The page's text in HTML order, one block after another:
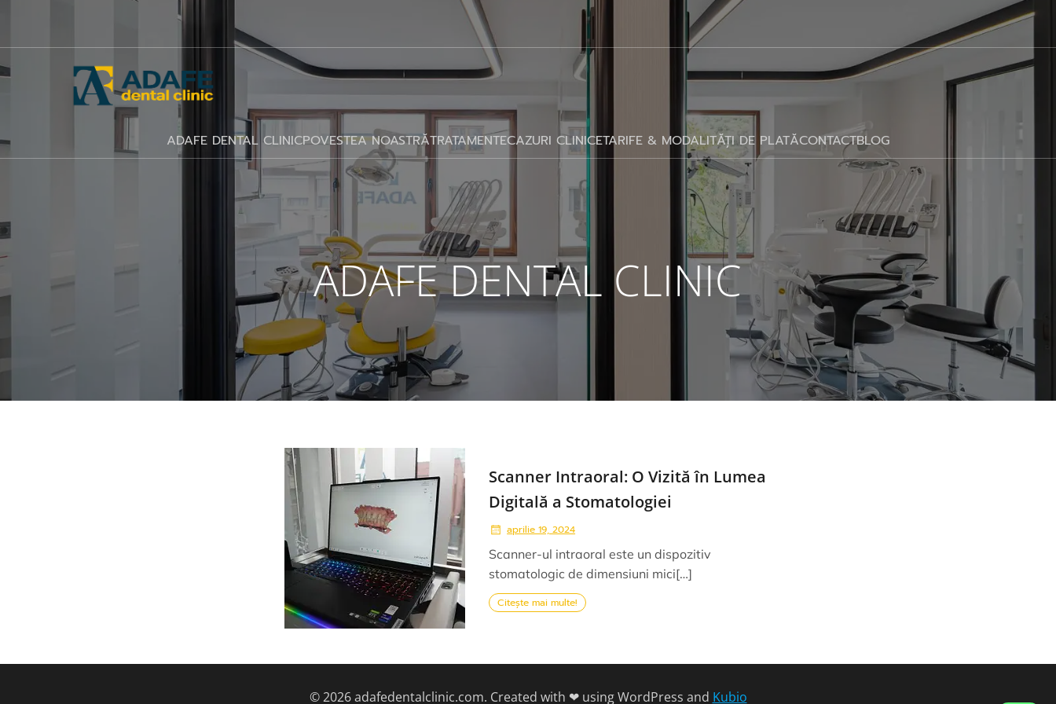
ADAFE DENTAL CLINICPOVESTEA NOASTRĂTRATAMENTECAZURI CLINICETARIFE & MODALITĂȚI DE PLATĂCONTACTBLOG
ADAFE DENTAL CLINIC
Scanner Intraoral: O Vizită în Lumea
Digitală a Stomatologiei
aprilie 19, 2024
Scanner-ul intraoral este un dispozitiv
stomatologic de dimensiuni mici[…]
Citește mai multe!
© 2026 adafedentalclinic.com. Created with ❤ using WordPress and Kubio